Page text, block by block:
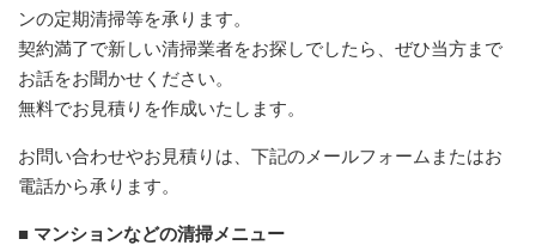
ンの定期清掃等を承ります。
契約満了で新しい清掃業者をお探しでしたら、ぜひ当方まで
お話をお聞かせください。
無料でお見積りを作成いたします。
お問い合わせやお見積りは、下記のメールフォームまたはお
電話から承ります。
■ マンションなどの清掃メニュー